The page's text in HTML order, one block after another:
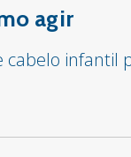
agir
infantil